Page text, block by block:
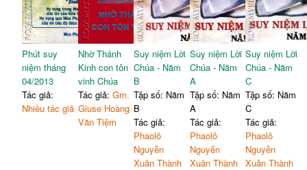
Phút suy
niệm tháng
04/2013
Tác giả:
Nhiều tác giả
Nhờ Thánh
Kinh con tôn
vinh Chúa
Tác giả: Gm.
Giuse Hoàng
Văn Tiệm
Suy niệm Lời
Chúa - Năm
B
Tập số: Năm
B
Tác giả:
Phaolô
Nguyễn
Xuân Thành
Suy niệm Lời
Chúa - Năm
A
Tập số: Năm
A
Tác giả:
Phaolô
Nguyễn
Xuân Thành
Suy niệm Lời
Chúa - Năm
C
Tập số: Năm
C
Tác giả:
Phaolô
Nguyễn
Xuân Thành